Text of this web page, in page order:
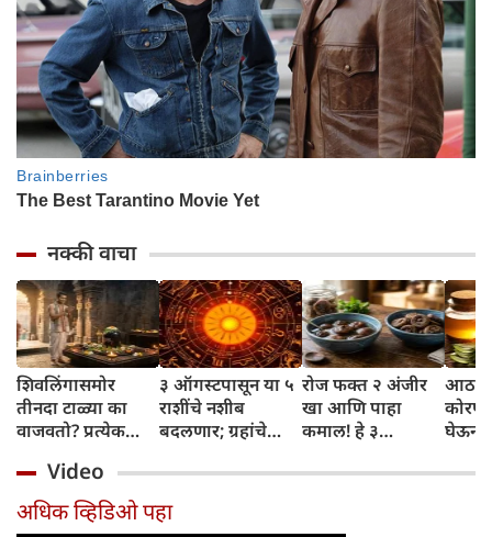
नक्की वाचा
शिवलिंगासमोर
तीनदा टाळ्या का
वाजवतो? प्रत्येक
जाणून घ्या
३ ऑगस्टपासून या ५
राशींचे नशीब
बदलणार; ग्रहांचे
संपतील आणि शुभ
दिवसांची सुरुवात
होईल
रोज फक्त २ अंजीर
खा आणि पाहा
कमाल! हे ३
तुम्हाला ठाऊक
घेऊन
Video
अधिक व्हिडिओ पहा